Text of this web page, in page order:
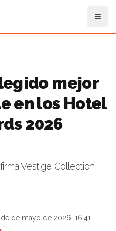
mejor
en los Hotel
2026
Vestige Collection​​​​​​​,
de de mayo de 2026, 16:41